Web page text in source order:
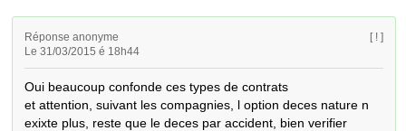
Réponse anonyme
Le 31/03/2015 é 18h44
[ ! ]
Oui beaucoup confonde ces types de contrats
et attention, suivant les compagnies, l option deces nature n
exixte plus, reste que le deces par accident, bien verifier